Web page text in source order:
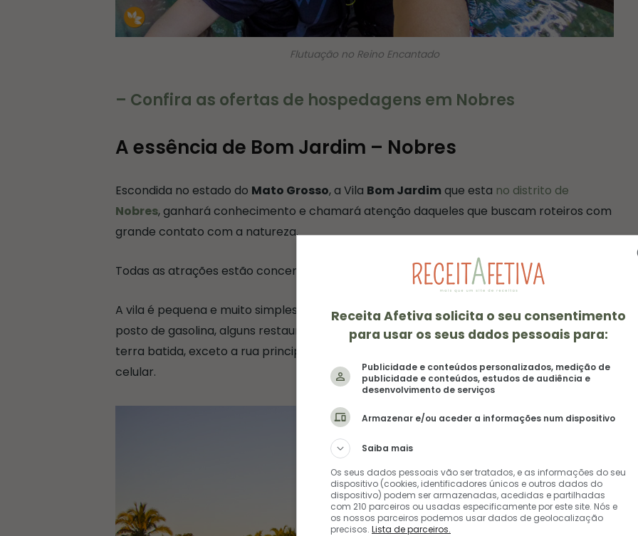
Flutuação no Reino Encantado
– Confira as ofertas de hospedagens em Nobres
A essência de Bom Jardim – Nobres
Escondida no estado do Mato Grosso, a Vila Bom Jardim que esta no distrito de
Nobres, ganhará conhecimento e chamará atenção daqueles que buscam roteiros com
grande contato com a natureza.
Todas as atrações estão concentradas na Vila Bom Jardim , a 65 km de Nobres.
A vila é pequena e muito simples. Nós encontramos apenas dois mini mercados, um
posto de gasolina, alguns restaurantes e as agências de turismo. Todas as ruas são de
terra batida, exceto a rua principal. Não há banco, caixas eletrônicos, nem sinal de
celular.
Receita Afetiva solicita o seu consentimento
para usar os seus dados pessoais para:
Publicidade e conteúdos personalizados, medição de
publicidade e conteúdos, estudos de audiência e
desenvolvimento de serviços
Armazenar e/ou aceder a informações num dispositivo
Saiba mais
Os seus dados pessoais vão ser tratados, e as informações do seu
dispositivo (cookies, identificadores únicos e outros dados do
dispositivo) podem ser armazenadas, acedidas e partilhadas
com 210 parceiros ou usadas especificamente por este site. Nós e
os nossos parceiros podemos usar dados de geolocalização
precisos. Lista de parceiros.